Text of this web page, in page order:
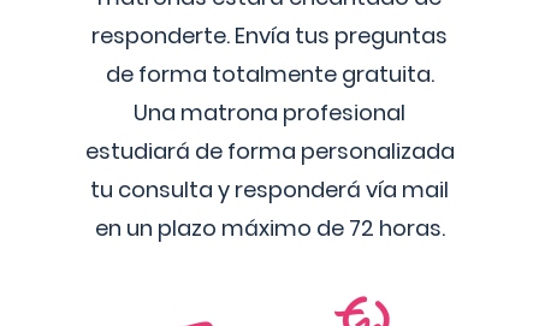
responderte. Envía tus preguntas
de forma totalmente gratuita.
Una matrona profesional
estudiará de forma personalizada
tu consulta y responderá vía mail
en un plazo máximo de 72 horas.